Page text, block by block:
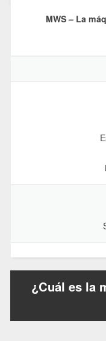
MWS – La
¿Cuál es la